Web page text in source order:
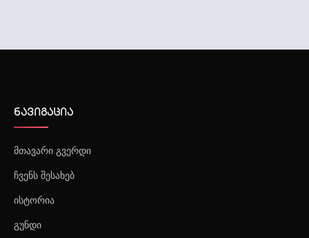
ნავიგაცია
მთავარი გვერდი
ჩვენს შესახებ
ისტორია
გუნდი